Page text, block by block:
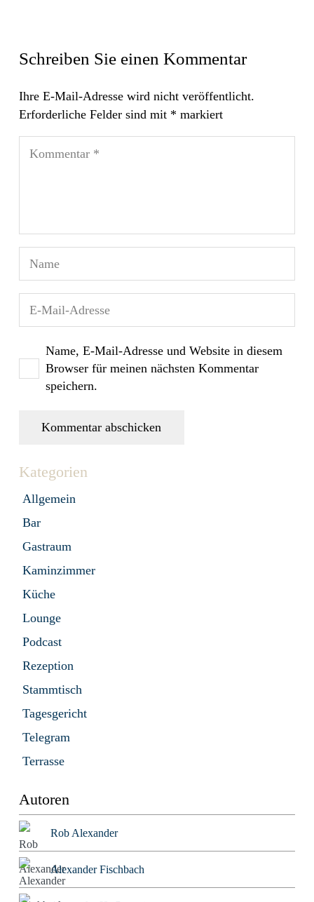
Schreiben Sie einen Kommentar
Ihre E-Mail-Adresse wird nicht veröffentlicht.
Erforderliche Felder sind mit * markiert
Name, E-Mail-Adresse und Website in diesem
Browser für meinen nächsten Kommentar
speichern.
Kommentar abschicken
Kategorien
Allgemein
Bar
Gastraum
Kaminzimmer
Küche
Lounge
Podcast
Rezeption
Stammtisch
Tagesgericht
Telegram
Terrasse
Autoren
Rob Alexander
Alexander Fischbach